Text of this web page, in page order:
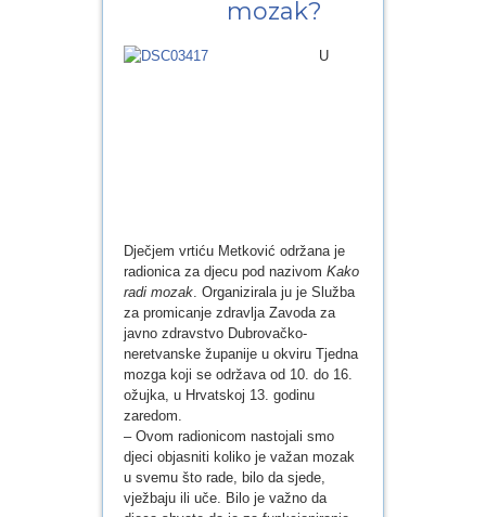
mozak?
U
Dječjem vrtiću Metković održana je
radionica za djecu pod nazivom Kako
radi mozak. Organizirala ju je Služba
za promicanje zdravlja Zavoda za
javno zdravstvo Dubrovačko-
neretvanske županije u okviru Tjedna
mozga koji se održava od 10. do 16.
ožujka, u Hrvatskoj 13. godinu
zaredom.
– Ovom radionicom nastojali smo
djeci objasniti koliko je važan mozak
u svemu što rade, bilo da sjede,
vježbaju ili uče. Bilo je važno da